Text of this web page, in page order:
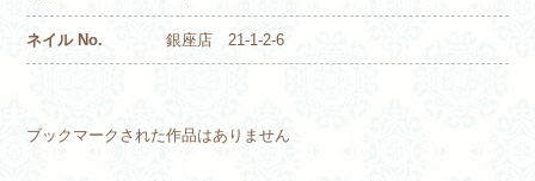
ネイル No. 銀座店 21-1-2-6
ブックマークされた作品はありません